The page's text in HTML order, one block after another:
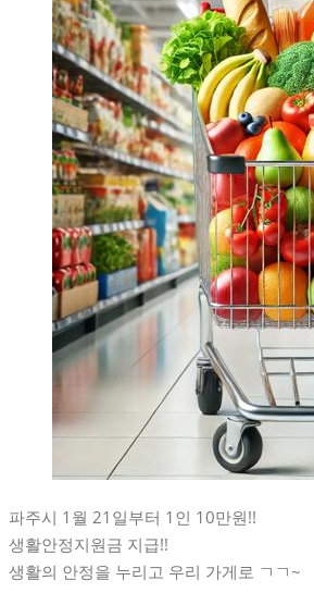
파주시 1월 21일부터 1인 10만원!!
생활안정지원금 지급!!
생활의 안정을 누리고 우리 가게로 ㄱㄱ~